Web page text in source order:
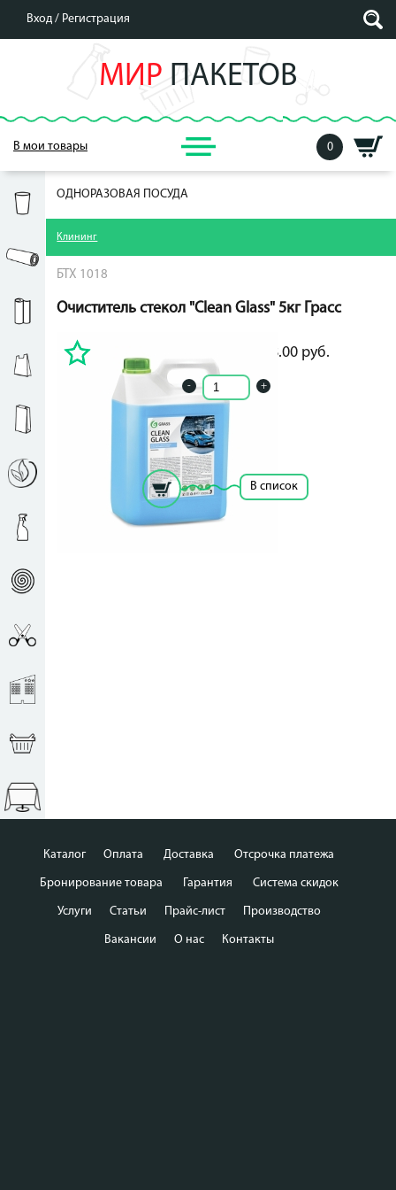
Вход / Регистрация
МИР ПАКЕТОВ
В мои товары 0
ОДНОРАЗОВАЯ ПОСУДА
Клининг
БТХ 1018
Очиститель стекол "Clean Glass" 5кг Грасс
428.00 руб.
- +
Рассчитать цену за единицу
В список
Каталог Оплата Доставка Отсрочка платежа
Бронирование товара Гарантия Система скидок
Услуги Статьи Прайс-лист Производство
Вакансии О нас Контакты